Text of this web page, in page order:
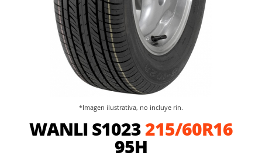
WANLI S1023215/60R16
95H
*Imagen ilustrativa, no incluye rin.